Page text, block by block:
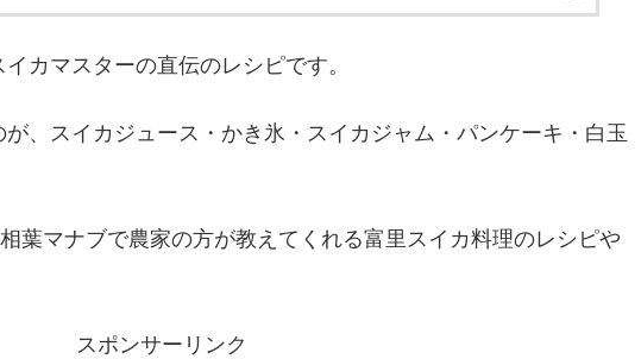
カマスターの直伝のレシピです。
、スイカジュース・かき氷・スイカジャム・パンケーキ・白玉
葉マナブで農家の方が教えてくれる富里スイカ料理のレシピや
スポンサーリンク